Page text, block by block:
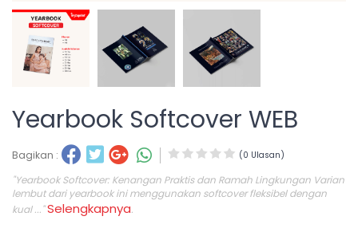
Yearbook Softcover WEB
Bagikan : (0 Ulasan)
"Yearbook Softcover: Kenangan Praktis dan Ramah Lingkungan Varian
lembut dari yearbook ini menggunakan softcover fleksibel dengan
kual ..."Selengkapnya.